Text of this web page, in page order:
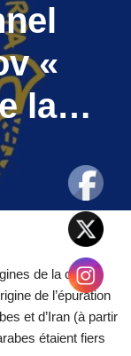
«
la…
de la cause
de l’épuration
et d’Iran (à partir
étaient fiers